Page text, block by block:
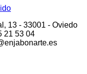
13 - 33001 - Oviedo
21 53 04